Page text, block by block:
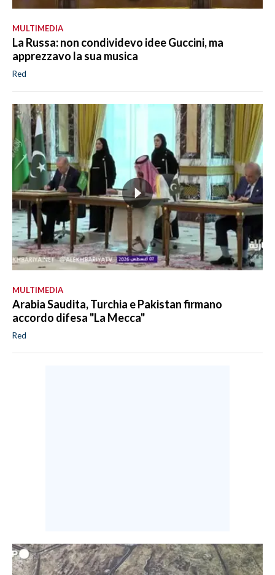
MULTIMEDIA
La Russa: non condividevo idee Guccini, ma
apprezzavo la sua musica
Red
MULTIMEDIA
Arabia Saudita, Turchia e Pakistan firmano
accordo difesa "La Mecca"
Red